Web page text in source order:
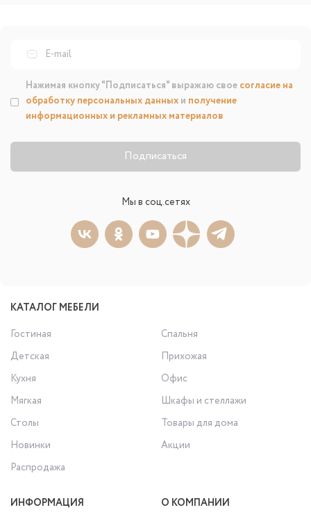
Подписаться
Нажимая кнопку "Подписаться" выражаю свое согласие на
обработку персональных данных и получение
информационных и рекламных материалов
Мы в соц.сетях
КАТАЛОГ МЕБЕЛИ
Гостиная
Спальня
Детская
Прихожая
Кухня
Офис
Мягкая
Шкафы и стеллажи
Столы
Товары для дома
Новинки
Акции
Распродажа
ИНФОРМАЦИЯ
О КОМПАНИИ